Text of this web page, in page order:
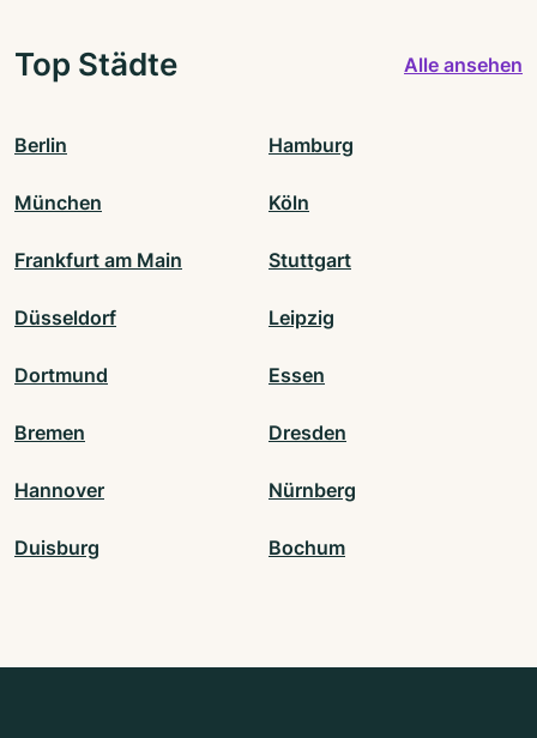
Top Städte Alle ansehen
Berlin Hamburg
München Köln
Frankfurt am Main Stuttgart
Düsseldorf Leipzig
Dortmund Essen
Bremen Dresden
Hannover Nürnberg
Duisburg Bochum